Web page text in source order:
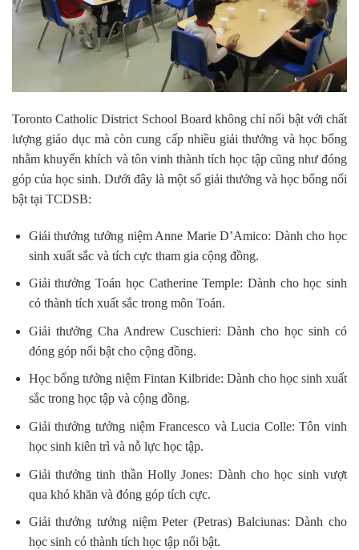
Toronto Catholic District School Board không chỉ nổi bật với chất
lượng giáo dục mà còn cung cấp nhiều giải thưởng và học bổng
nhằm khuyến khích và tôn vinh thành tích học tập cũng như đóng
góp của học sinh. Dưới đây là một số giải thưởng và học bổng nổi
bật tại TCDSB:
Giải thưởng tưởng niệm Anne Marie D’Amico: Dành cho học
sinh xuất sắc và tích cực tham gia cộng đồng.
Giải thưởng Toán học Catherine Temple: Dành cho học sinh
có thành tích xuất sắc trong môn Toán.
Giải thưởng Cha Andrew Cuschieri: Dành cho học sinh có
đóng góp nổi bật cho cộng đồng.
Học bổng tưởng niệm Fintan Kilbride: Dành cho học sinh xuất
sắc trong học tập và cộng đồng.
Giải thưởng tưởng niệm Francesco và Lucia Colle: Tôn vinh
học sinh kiên trì và nỗ lực học tập.
Giải thưởng tinh thần Holly Jones: Dành cho học sinh vượt
qua khó khăn và đóng góp tích cực.
Giải thưởng tưởng niệm Peter (Petras) Balciunas: Dành cho
học sinh có thành tích học tập nổi bật.